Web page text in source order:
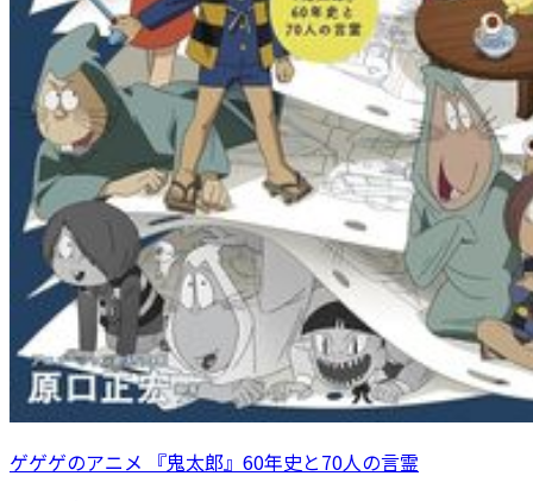
ゲゲゲのアニメ 『鬼太郎』60年史と70人の言霊